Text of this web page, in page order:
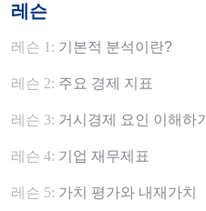
레슨
레슨 1: 기본적 분석이란?
레슨 2: 주요 경제 지표
레슨 3: 거시경제 요인 이해하기
레슨 4: 기업 재무제표
레슨 5: 가치 평가와 내재가치